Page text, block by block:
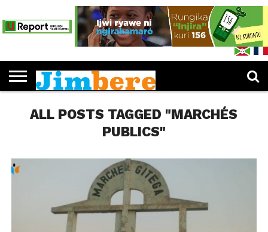
PUBLICATIONS
DOSSIERS
MUKENYEZI
RY’ABANA
JIMBERE
ALL POSTS TAGGED "MARCHÉS
PUBLICS"